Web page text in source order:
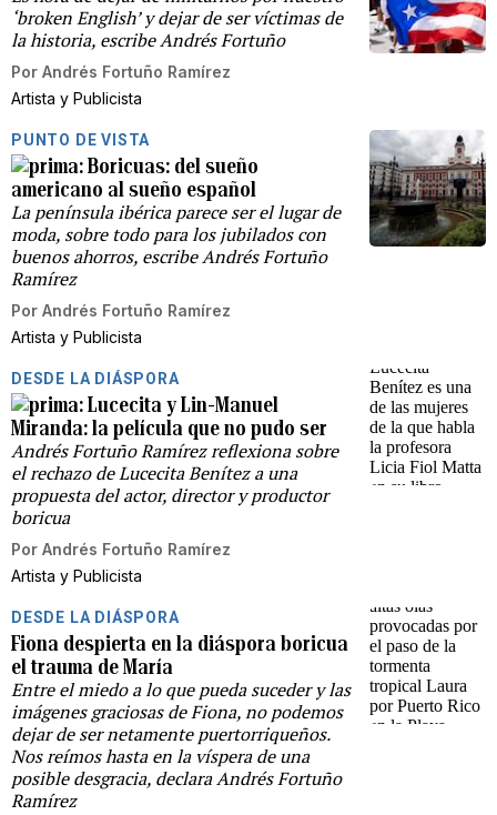
‘broken English’ y dejar de ser víctimas de
la historia, escribe Andrés Fortuño
Por Andrés Fortuño Ramírez
Artista y Publicista
PUNTO DE VISTA
Boricuas: del sueño
americano al sueño español
La península ibérica parece ser el lugar de
moda, sobre todo para los jubilados con
buenos ahorros, escribe Andrés Fortuño
Ramírez
Por Andrés Fortuño Ramírez
Artista y Publicista
DESDE LA DIÁSPORA
Lucecita y Lin-Manuel
Miranda: la película que no pudo ser
Andrés Fortuño Ramírez reflexiona sobre
el rechazo de Lucecita Benítez a una
propuesta del actor, director y productor
boricua
Por Andrés Fortuño Ramírez
Artista y Publicista
DESDE LA DIÁSPORA
Fiona despierta en la diáspora boricua
el trauma de María
Entre el miedo a lo que pueda suceder y las
imágenes graciosas de Fiona, no podemos
dejar de ser netamente puertorriqueños.
Nos reímos hasta en la víspera de una
posible desgracia, declara Andrés Fortuño
Ramírez